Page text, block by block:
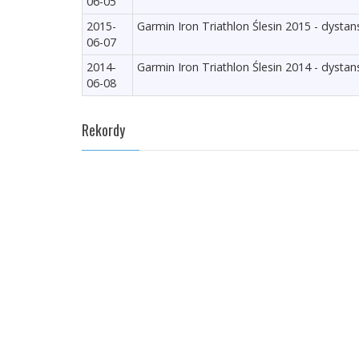
2015-
06-07
Garmin Iron Triathlon Ślesin 2015 -
2014-
06-08
Garmin Iron Triathlon Ślesin 2014 -
Rekordy